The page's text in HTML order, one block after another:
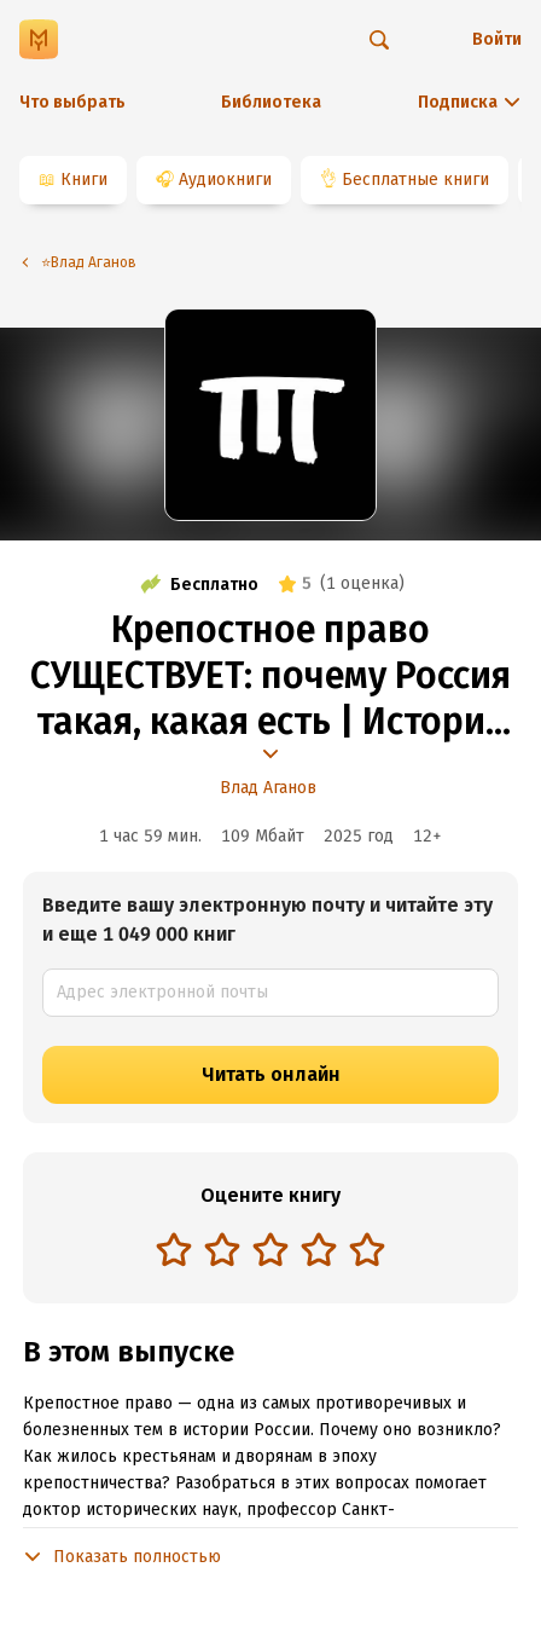
Что выбрать Библиотека Подписка
Войти
📖 Книги 🎧 Аудиокниги 👌 Бесплатные книги
⭐️Влад Аганов
Бесплатно 5 (1 оценка)
Крепостное право
СУЩЕСТВУЕТ: почему Россия
такая, какая есть | Историк
Кирилл Назаренко
Влад Аганов
1 час 59 мин. 109 Мбайт 2025 год 12+
Введите вашу электронную почту и читайте эту
и еще 1 049 000 книг
Читать онлайн
Оцените книгу
В этом выпуске
Крепостное право — одна из самых противоречивых и
болезненных тем в истории России. Почему оно возникло?
Как жилось крестьянам и дворянам в эпоху
крепостничества? Разобраться в этих вопросах помогает
доктор исторических наук, профессор Санкт-
Борисович Назаренко.
Показать полностью